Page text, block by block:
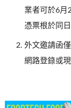
業者可於6月
憑票根於同
外文邀請函
網路登錄或